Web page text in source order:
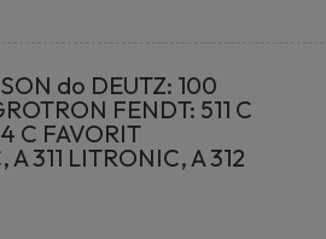
do DEUTZ: 100
FENDT: 511 C
C FAVORIT
311 LITRONIC, A 312